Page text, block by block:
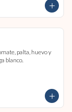
palta, huevo y
blanco.